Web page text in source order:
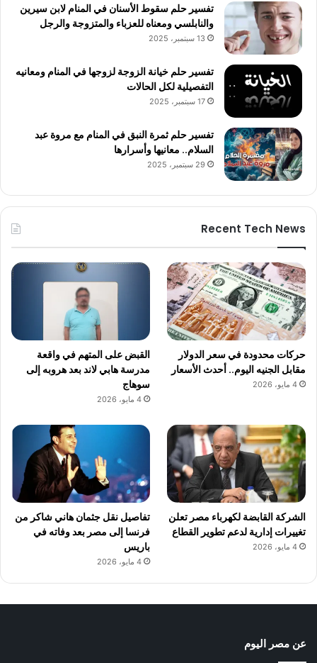
تفسير حلم سقوط الأسنان في المنام لابن سيرين
والنابلسي ومعناه للعزباء والمتزوجة والرجل
13 سبتمبر، 2025
تفسير حلم خيانة الزوجة لزوجها في المنام ومعانيه
التفصيلية لكل الحالات
17 سبتمبر، 2025
تفسير حلم ثمرة النبق في المنام مع مروة عبد
السلام.. معانيها وأسرارها
29 سبتمبر، 2025
Recent Tech News
حركات محدودة في سعر الدولار
مقابل الجنيه اليوم.. أحدث الأسعار
4 مايو، 2026
القبض على المتهم في واقعة
مدرسة هابي لاند بعد هروبه إلى
سوهاج
4 مايو، 2026
الشركة القابضة لكهرباء مصر تعلن
تغييرات إدارية لدعم تطوير القطاع
4 مايو، 2026
تفاصيل نقل جثمان هاني شاكر من
فرنسا إلى مصر بعد وفاته في
باريس
4 مايو، 2026
عن مصر اليوم